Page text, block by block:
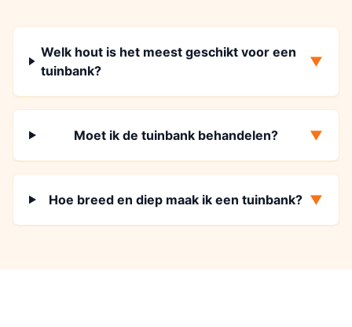
Welk hout is het meest geschikt voor een
tuinbank?
▼
Moet ik de tuinbank behandelen? ▼
Hoe breed en diep maak ik een tuinbank? ▼